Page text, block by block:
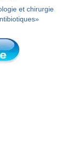
et chirurgie